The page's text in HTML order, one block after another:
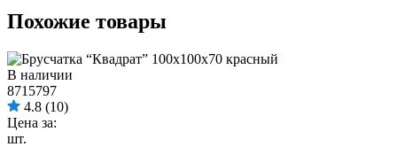
Похожие товары
В наличии
8715797
4.8 (10)
Цена за:
шт.